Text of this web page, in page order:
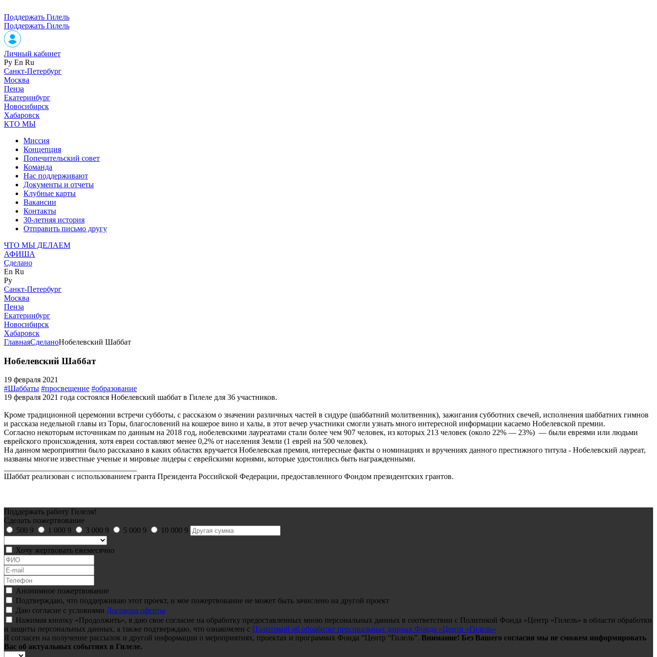
Поддержать Гилель
Поддержать Гилель
Личный кабинет
Ру En Ru
Санкт-Петербург
Москва
Пенза
Екатеринбург
Новосибирск
Хабаровск
КТО МЫ
Миссия
Концепция
Попечительский совет
Команда
Нас поддерживают
Документы и отчеты
Клубные карты
Вакансии
Контакты
30-летняя история
Отправить письмо другу
ЧТО МЫ ДЕЛАЕМ
АФИША
Сделано
En Ru
Ру
Санкт-Петербург
Москва
Пенза
Екатеринбург
Новосибирск
Хабаровск
ГлавнаяСделаноНобелевский Шаббат
Нобелевский Шаббат
19 февраля 2021
#Шаббаты #просвещение #образование
19 февраля 2021 года состоялся Нобелевский шаббат в Гилеле для 36 участников.
Кроме традиционной церемонии встречи субботы, с рассказом о значении различных частей в сидуре (шаббатний молитвенник), зажигания субботних свечей, исполнения шаббатних гимнов
и рассказа недельной главы из Торы, благословений на кошерое вино и халы, в этот вечер участники смогли узнать много интересной информации касаемо Нобелевской премии.
Согласно некоторым источникам по данным на 2018 год, нобелевскими лауреатами стали более чем 907 человек, из которых 213 человек (около 22% — 23%) — были евреями или людьми
еврейского происхождения, хотя евреи составляют менее 0,2% от населения Земли (1 еврей на 500 человек).
На данном мероприятии было рассказано в каких областях вручается Нобелевская премия, интересные факты о номинациях и вручениях данного престижного титула - Нобелевский лауреат,
названы многие известные ученые и мировые лидеры с еврейскими корнями, которые удостоились быть награжденными.
Шаббат реализован с использованием гранта Президента Российской Федерации, предоставленного Фондом президентских грантов.
Поддержать работу Гилеля!
Сделать пожертвование
500 9 1 000 9 3 000 9 5 000 9 10 000 9
Хочу жертвовать ежемесячно
Анонимное пожертвование
Подтверждаю, что поддерживаю этот проект, и мое пожертвование не может быть зачислено на другой проект
Даю согласие с условиями Договора оферты
Нажимая кнопку «Продолжить», я даю свое согласие на обработку предоставленных мною персональных данных в соответствии с Политикой Фонда «Центр «Гилель» в области обработки
и защиты персональных данных, а также подтверждаю, что ознакомлен с Политикой об обработке персональных данных Фонда «Центр «Гилель»
Я согласен на получение рассылок и другой информации о мероприятиях, проектах и программах Фонда “Центр “Гилель”. Внимание! Без Вашего согласия мы не сможем информировать
Вас об актуальных событиях в Гилеле.